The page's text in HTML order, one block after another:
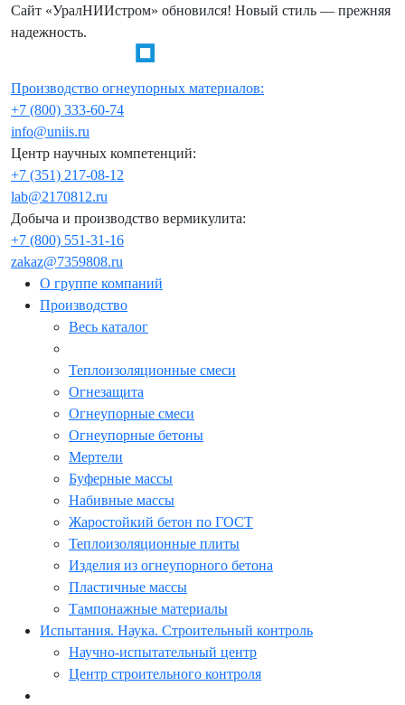
Сайт «УралНИИстром» обновился! Новый стиль — прежняя
надежность.
Производство огнеупорных материалов:
+7 (800) 333-60-74
info@uniis.ru
Центр научных компетенций:
+7 (351) 217-08-12
lab@2170812.ru
Добыча и производство вермикулита:
+7 (800) 551-31-16
zakaz@7359808.ru
О группе компаний
Производство
Весь каталог
Теплоизоляционные смеси
Огнезащита
Огнеупорные смеси
Огнеупорные бетоны
Мертели
Буферные массы
Набивные массы
Жаростойкий бетон по ГОСТ
Теплоизоляционные плиты
Изделия из огнеупорного бетона
Пластичные массы
Тампонажные материалы
Испытания. Наука. Строительный контроль
Научно-испытательный центр
Центр строительного контроля